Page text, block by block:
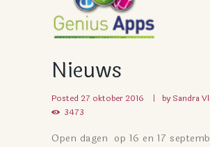
Nieuws
Posted 27 oktober 2016 by Sandra
3473
Open dagen op 16 en 17